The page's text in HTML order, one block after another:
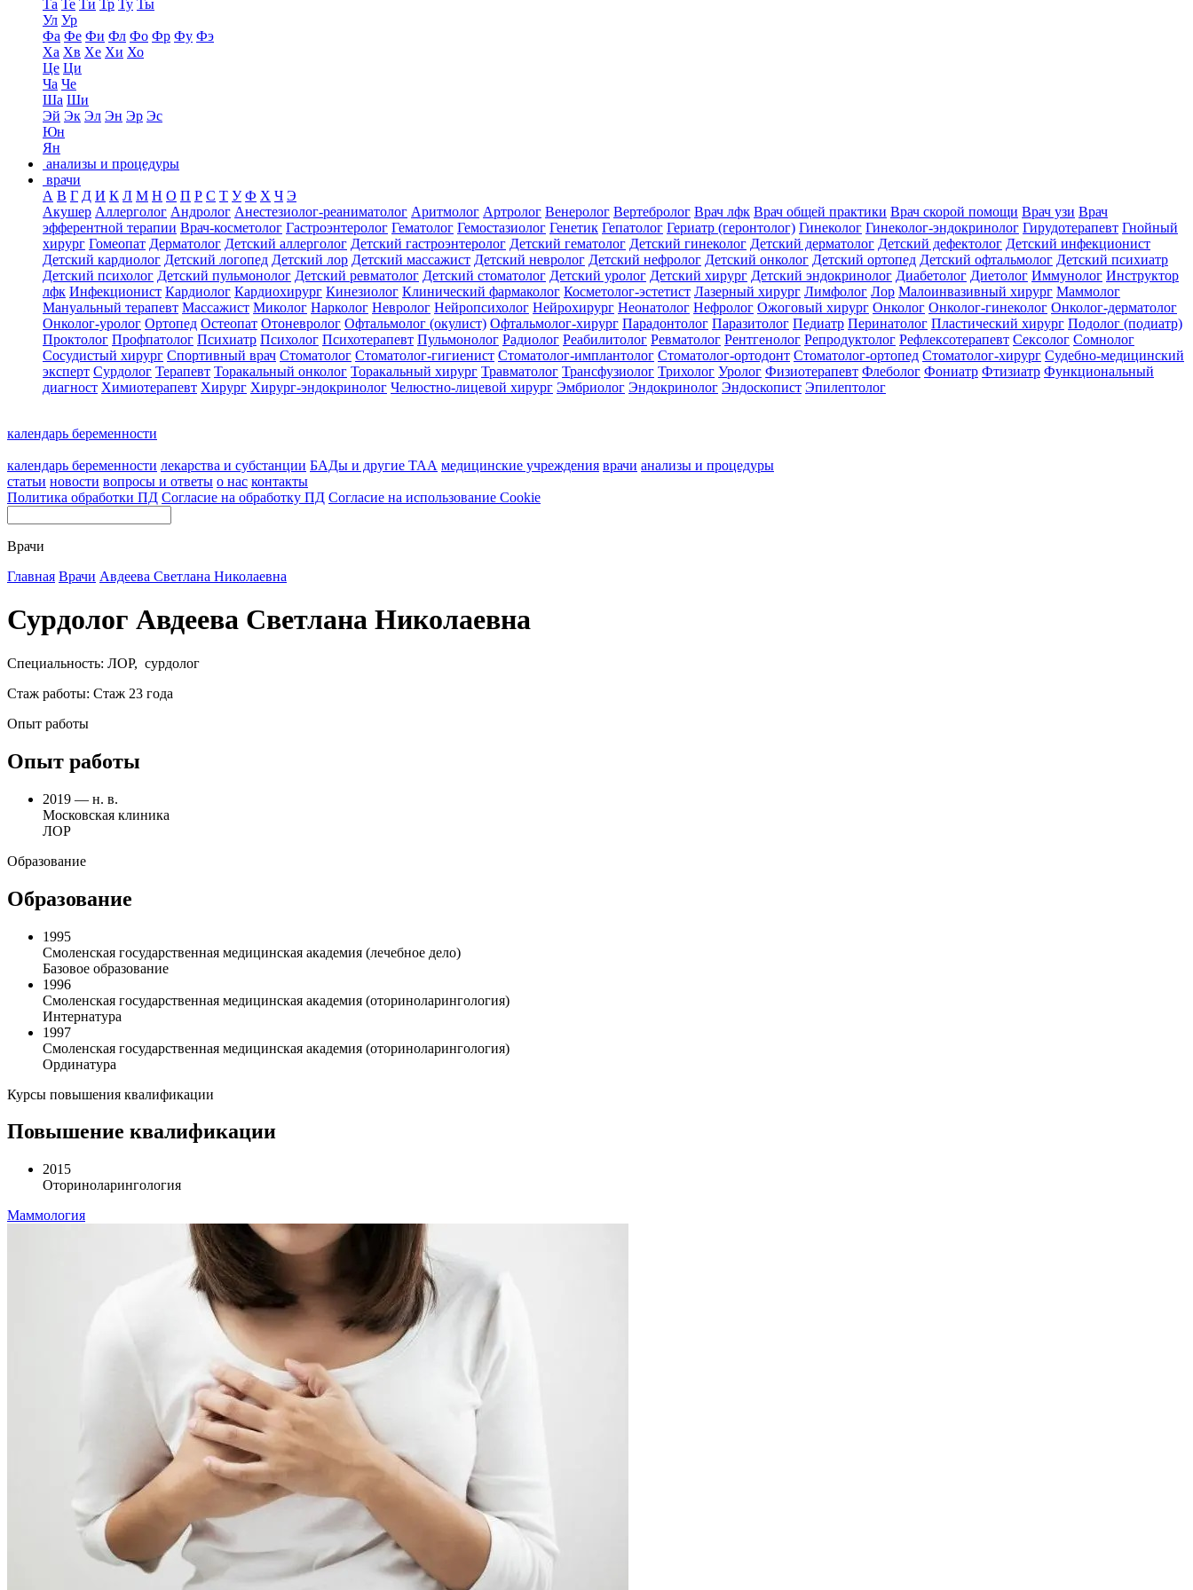
Та Те Ти Тр Ту Ты
Ул Ур
Фа Фе Фи Фл Фо Фр Фу Фэ
Ха Хв Хе Хи Хо
Це Ци
Ча Че
Ша Ши
Эй Эк Эл Эн Эр Эс
Юн
Ян
анализы и процедуры
врачи
А В Г Д И К Л М Н О П Р С Т У Ф Х Ч Э
Акушер Аллерголог Андролог Анестезиолог-реаниматолог Аритмолог Артролог Венеролог Вертебролог Врач лфк Врач общей практики Врач скорой помощи Врач узи Врач
эфферентной терапии Врач-косметолог Гастроэнтеролог Гематолог Гемостазиолог Генетик Гепатолог Гериатр (геронтолог) Гинеколог Гинеколог-эндокринолог Гирудотерапевт Гнойный
хирург Гомеопат Дерматолог Детский аллерголог Детский гастроэнтеролог Детский гематолог Детский гинеколог Детский дерматолог Детский дефектолог Детский инфекционист
Детский кардиолог Детский логопед Детский лор Детский массажист Детский невролог Детский нефролог Детский онколог Детский ортопед Детский офтальмолог Детский психиатр
Детский психолог Детский пульмонолог Детский ревматолог Детский стоматолог Детский уролог Детский хирург Детский эндокринолог Диабетолог Диетолог Иммунолог Инструктор
лфк Инфекционист Кардиолог Кардиохирург Кинезиолог Клинический фармаколог Косметолог-эстетист Лазерный хирург Лимфолог Лор Малоинвазивный хирург Маммолог
Мануальный терапевт Массажист Миколог Нарколог Невролог Нейропсихолог Нейрохирург Неонатолог Нефролог Ожоговый хирург Онколог Онколог-гинеколог Онколог-дерматолог
Онколог-уролог Ортопед Остеопат Отоневролог Офтальмолог (окулист) Офтальмолог-хирург Парадонтолог Паразитолог Педиатр Перинатолог Пластический хирург Подолог (подиатр)
Проктолог Профпатолог Психиатр Психолог Психотерапевт Пульмонолог Радиолог Реабилитолог Ревматолог Рентгенолог Репродуктолог Рефлексотерапевт Сексолог Сомнолог
Сосудистый хирург Спортивный врач Стоматолог Стоматолог-гигиенист Стоматолог-имплантолог Стоматолог-ортодонт Стоматолог-ортопед Стоматолог-хирург Судебно-медицинский
эксперт Сурдолог Терапевт Торакальный онколог Торакальный хирург Травматолог Трансфузиолог Трихолог Уролог Физиотерапевт Флеболог Фониатр Фтизиатр Функциональный
диагност Химиотерапевт Хирург Хирург-эндокринолог Челюстно-лицевой хирург Эмбриолог Эндокринолог Эндоскопист Эпилептолог
календарь беременности
календарь беременности лекарства и субстанции БАДы и другие ТАА медицинские учреждения врачи анализы и процедуры
статьи новости вопросы и ответы о нас контакты
Политика обработки ПД Согласие на обработку ПД Согласие на использование Cookie
Врачи
Главная Врачи Авдеева Светлана Николаевна
Сурдолог Авдеева Светлана Николаевна
Специальность: ЛОР, сурдолог
Стаж работы: Стаж 23 года
Опыт работы
Опыт работы
2019 — н. в.
Московская клиника
ЛОР
Образование
Образование
1995
Смоленская государственная медицинская академия (лечебное дело)
Базовое образование
1996
Смоленская государственная медицинская академия (оториноларингология)
Интернатура
1997
Смоленская государственная медицинская академия (оториноларингология)
Ординатура
Курсы повышения квалификации
Повышение квалификации
2015
Оториноларингология
Маммология